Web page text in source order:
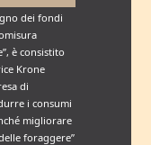
dei fondi
è consistito
Krone
di
i consumi
migliorare
foraggere”